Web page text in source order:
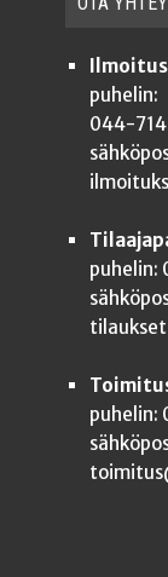
puhelin:
044-
puhelin:
puhelin: